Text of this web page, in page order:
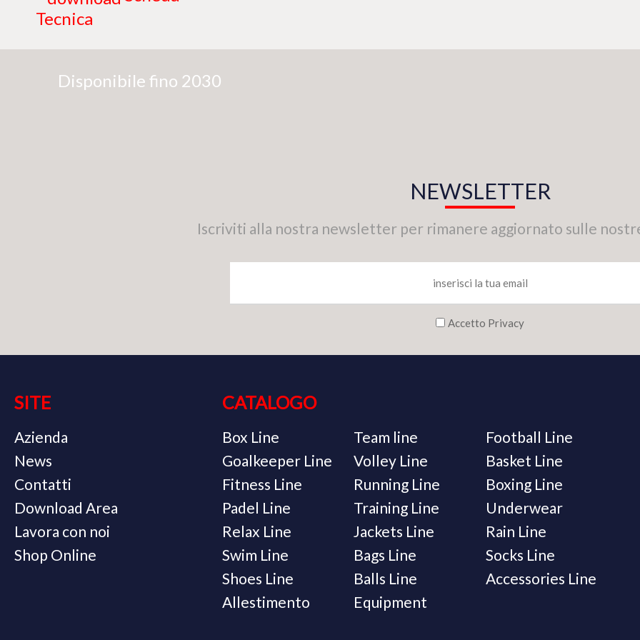
Tecnica
Disponibile fino 2030
NEWSLETTER
Iscriviti alla nostra newsletter per rimanere aggiornato sulle
Accetto Privacy
SITE
Azienda
News
Contatti
Download Area
Lavora con noi
Shop Online
CATALOGO
Box Line Team line
Football Line
Goalkeeper Line
Volley Line
Basket Line
Fitness Line
Running Line
Boxing Line
Padel Line
Training Line
Underwear
Relax Line
Jackets Line
Rain Line
Swim Line
Bags Line
Socks Line
Shoes Line
Balls Line
Accessories Line
Allestimento
Equipment